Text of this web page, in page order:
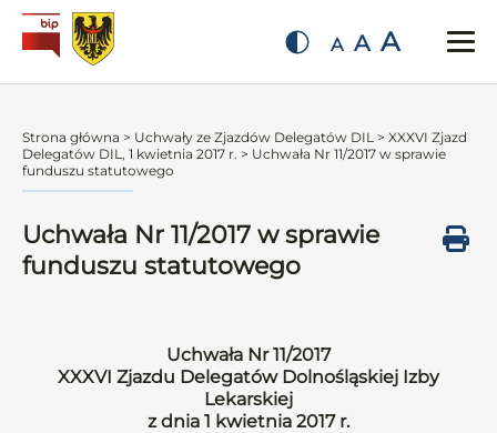
A A A
Strona główna > Uchwały ze Zjazdów Delegatów DIL > XXXVI Zjazd
Delegatów DIL, 1 kwietnia 2017 r. > Uchwała Nr 11/2017 w sprawie
funduszu statutowego
Uchwała Nr 11/2017 w sprawie
funduszu statutowego
Uchwała Nr 11/2017
XXXVI Zjazdu Delegatów Dolnośląskiej Izby
Lekarskiej
z dnia 1 kwietnia 2017 r.